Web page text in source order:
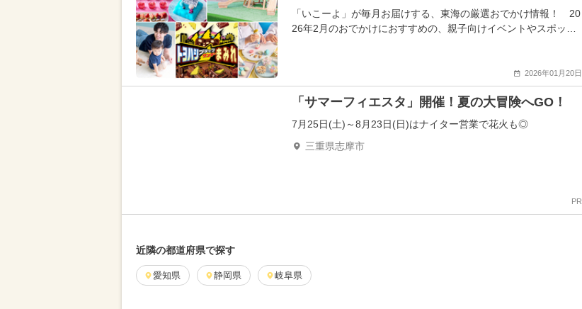
「いこーよ」が毎月お届けする、東海の厳選おでかけ情報！ 20
26年2月のおでかけにおすすめの、親子向けイベントやスポッ…
2026年01月20日
「サマーフィエスタ」開催！夏の大冒険へGO！
7月25日(土)～8月23日(日)はナイター営業で花火も◎
三重県志摩市
PR
近隣の都道府県で探す
愛知県 静岡県 岐阜県